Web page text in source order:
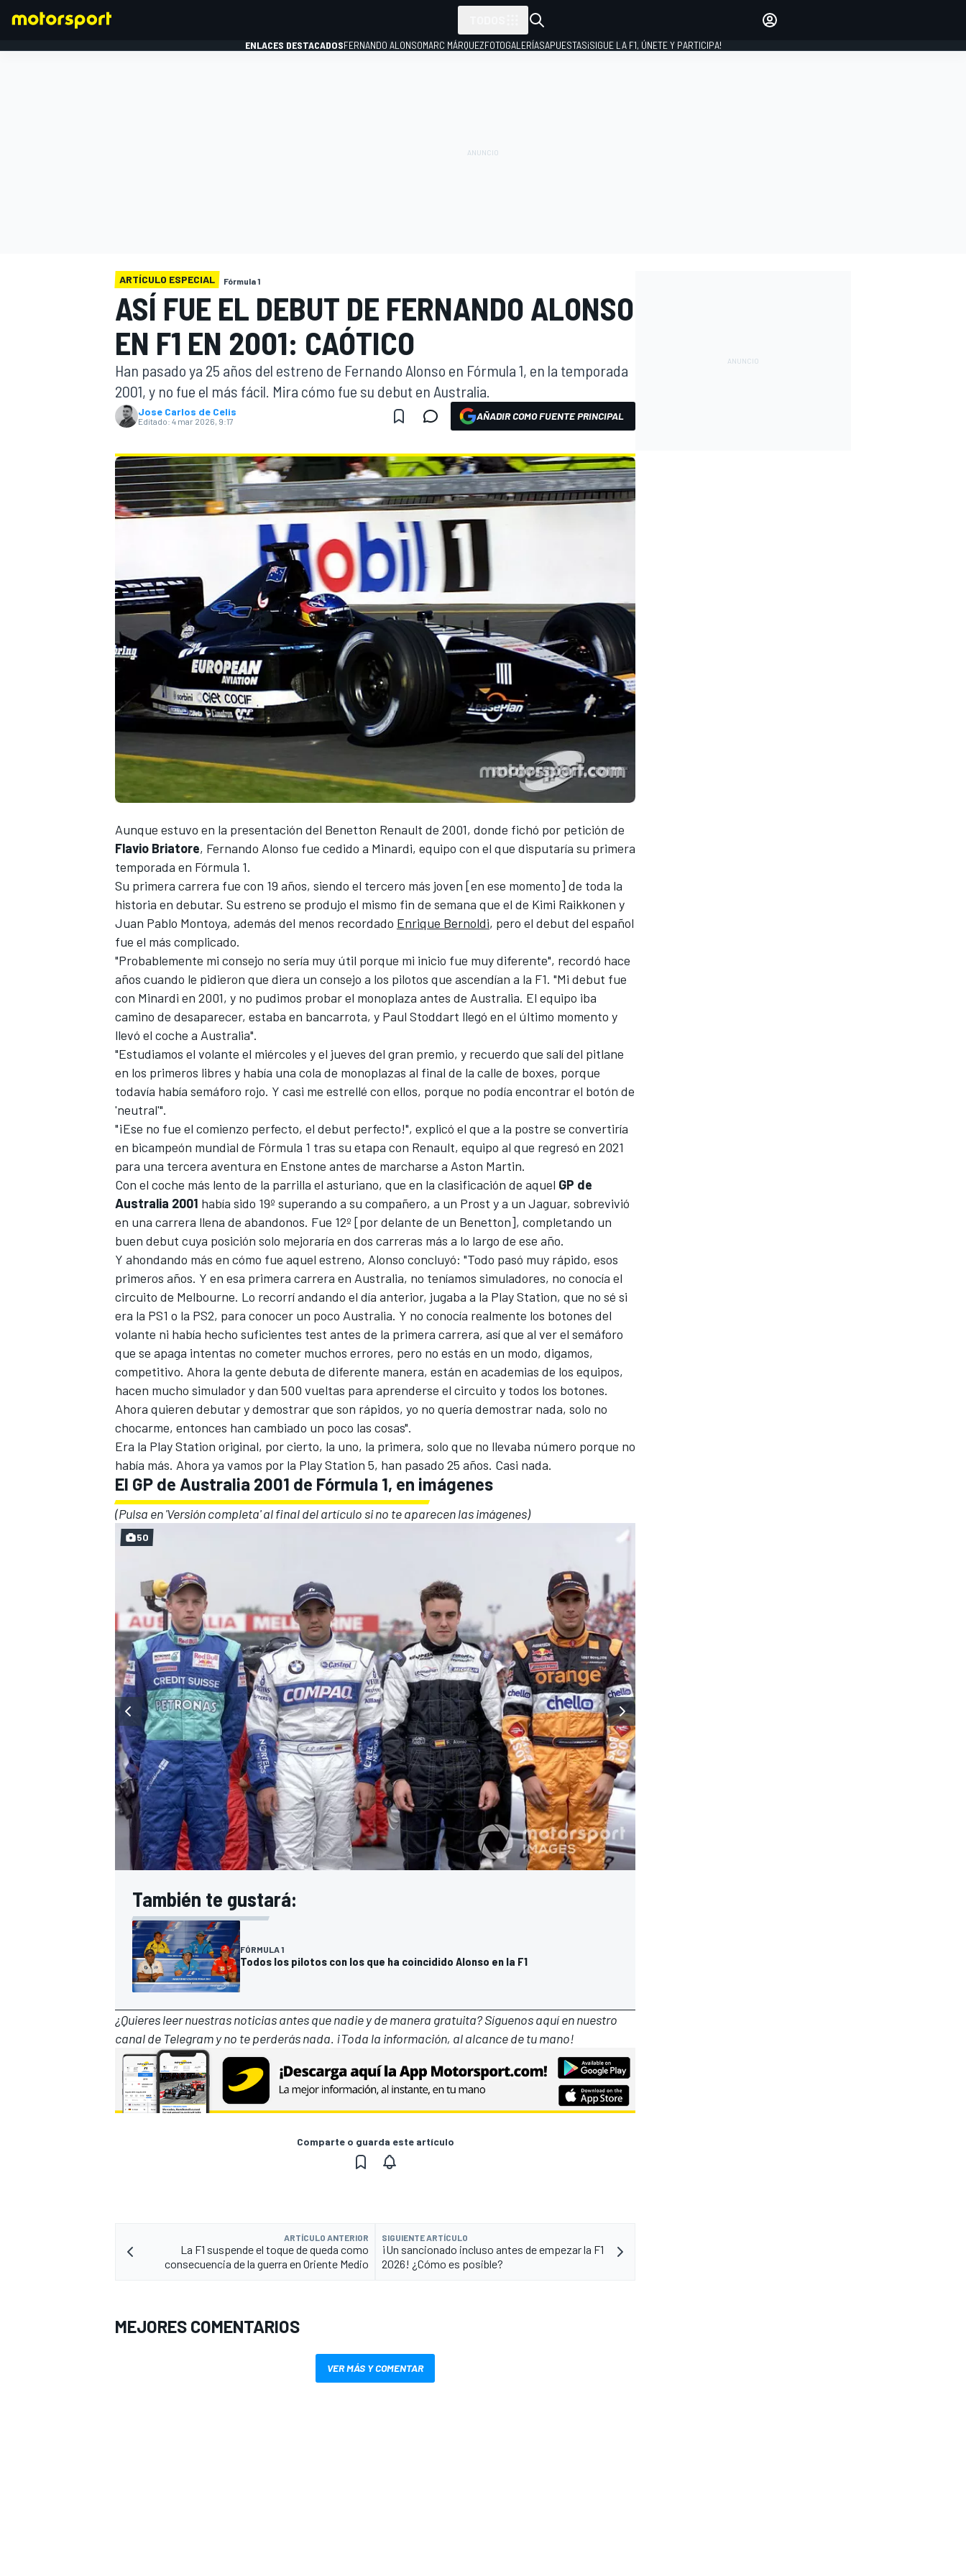
FÓRMULA E
MÁS CATEGORÍAS
ENLACES DESTACADOSFERNANDO ALONSOMARC MÁRQUEZFOTOGALERÍASAPUESTAS¡SIGUE LA F1, ÚNETE Y PARTICIPA!
ARTÍCULO ESPECIAL Fórmula 1
ASÍ FUE EL DEBUT DE FERNANDO ALONSO
EN F1 EN 2001: CAÓTICO
Han pasado ya 25 años del estreno de Fernando Alonso en Fórmula 1, en la temporada
2001, y no fue el más fácil. Mira cómo fue su debut en Australia.
Jose Carlos de Celis
Editado: 4 mar 2026, 9:17 AÑADIR COMO FUENTE PRINCIPAL
Aunque estuvo en la presentación del Benetton Renault de 2001, donde fichó por petición de
Flavio Briatore, Fernando Alonso fue cedido a Minardi, equipo con el que disputaría su primera
temporada en Fórmula 1.
Su primera carrera fue con 19 años, siendo el tercero más joven [en ese momento] de toda la
historia en debutar. Su estreno se produjo el mismo fin de semana que el de Kimi Raikkonen y
Juan Pablo Montoya, además del menos recordado Enrique Bernoldi, pero el debut del español
fue el más complicado.
"Probablemente mi consejo no sería muy útil porque mi inicio fue muy diferente", recordó hace
años cuando le pidieron que diera un consejo a los pilotos que ascendían a la F1. "Mi debut fue
con Minardi en 2001, y no pudimos probar el monoplaza antes de Australia. El equipo iba
camino de desaparecer, estaba en bancarrota, y Paul Stoddart llegó en el último momento y
llevó el coche a Australia".
"Estudiamos el volante el miércoles y el jueves del gran premio, y recuerdo que salí del pitlane
en los primeros libres y había una cola de monoplazas al final de la calle de boxes, porque
todavía había semáforo rojo. Y casi me estrellé con ellos, porque no podía encontrar el botón de
'neutral'".
"¡Ese no fue el comienzo perfecto, el debut perfecto!", explicó el que a la postre se convertiría
en bicampeón mundial de Fórmula 1 tras su etapa con Renault, equipo al que regresó en 2021
para una tercera aventura en Enstone antes de marcharse a Aston Martin.
Con el coche más lento de la parrilla el asturiano, que en la clasificación de aquel GP de
Australia 2001 había sido 19º superando a su compañero, a un Prost y a un Jaguar, sobrevivió
en una carrera llena de abandonos. Fue 12º [por delante de un Benetton], completando un
buen debut cuya posición solo mejoraría en dos carreras más a lo largo de ese año.
Y ahondando más en cómo fue aquel estreno, Alonso concluyó: "Todo pasó muy rápido, esos
primeros años. Y en esa primera carrera en Australia, no teníamos simuladores, no conocía el
circuito de Melbourne. Lo recorrí andando el día anterior, jugaba a la Play Station, que no sé si
era la PS1 o la PS2, para conocer un poco Australia. Y no conocía realmente los botones del
volante ni había hecho suficientes test antes de la primera carrera, así que al ver el semáforo
que se apaga intentas no cometer muchos errores, pero no estás en un modo, digamos,
competitivo. Ahora la gente debuta de diferente manera, están en academias de los equipos,
hacen mucho simulador y dan 500 vueltas para aprenderse el circuito y todos los botones.
Ahora quieren debutar y demostrar que son rápidos, yo no quería demostrar nada, solo no
chocarme, entonces han cambiado un poco las cosas".
Era la Play Station original, por cierto, la uno, la primera, solo que no llevaba número porque no
había más. Ahora ya vamos por la Play Station 5, han pasado 25 años. Casi nada.
El GP de Australia 2001 de Fórmula 1, en imágenes
(Pulsa en 'Versión completa' al final del artículo si no te aparecen las imágenes)
50
También te gustará:
FÓRMULA 1
Todos los pilotos con los que ha coincidido Alonso en la F1
¿Quieres leer nuestras noticias antes que nadie y de manera gratuita? Síguenosaquí en nuestro
canal de Telegramy no te perderás nada. ¡Toda la información, al alcance de tu mano!
Comparte o guarda este artículo
ARTÍCULO ANTERIOR
La F1 suspende el toque de queda como
consecuencia de la guerra en Oriente Medio
SIGUIENTE ARTÍCULO
¡Un sancionado incluso antes de empezar la F1
2026! ¿Cómo es posible?
MEJORES COMENTARIOS
VER MÁS Y COMENTAR